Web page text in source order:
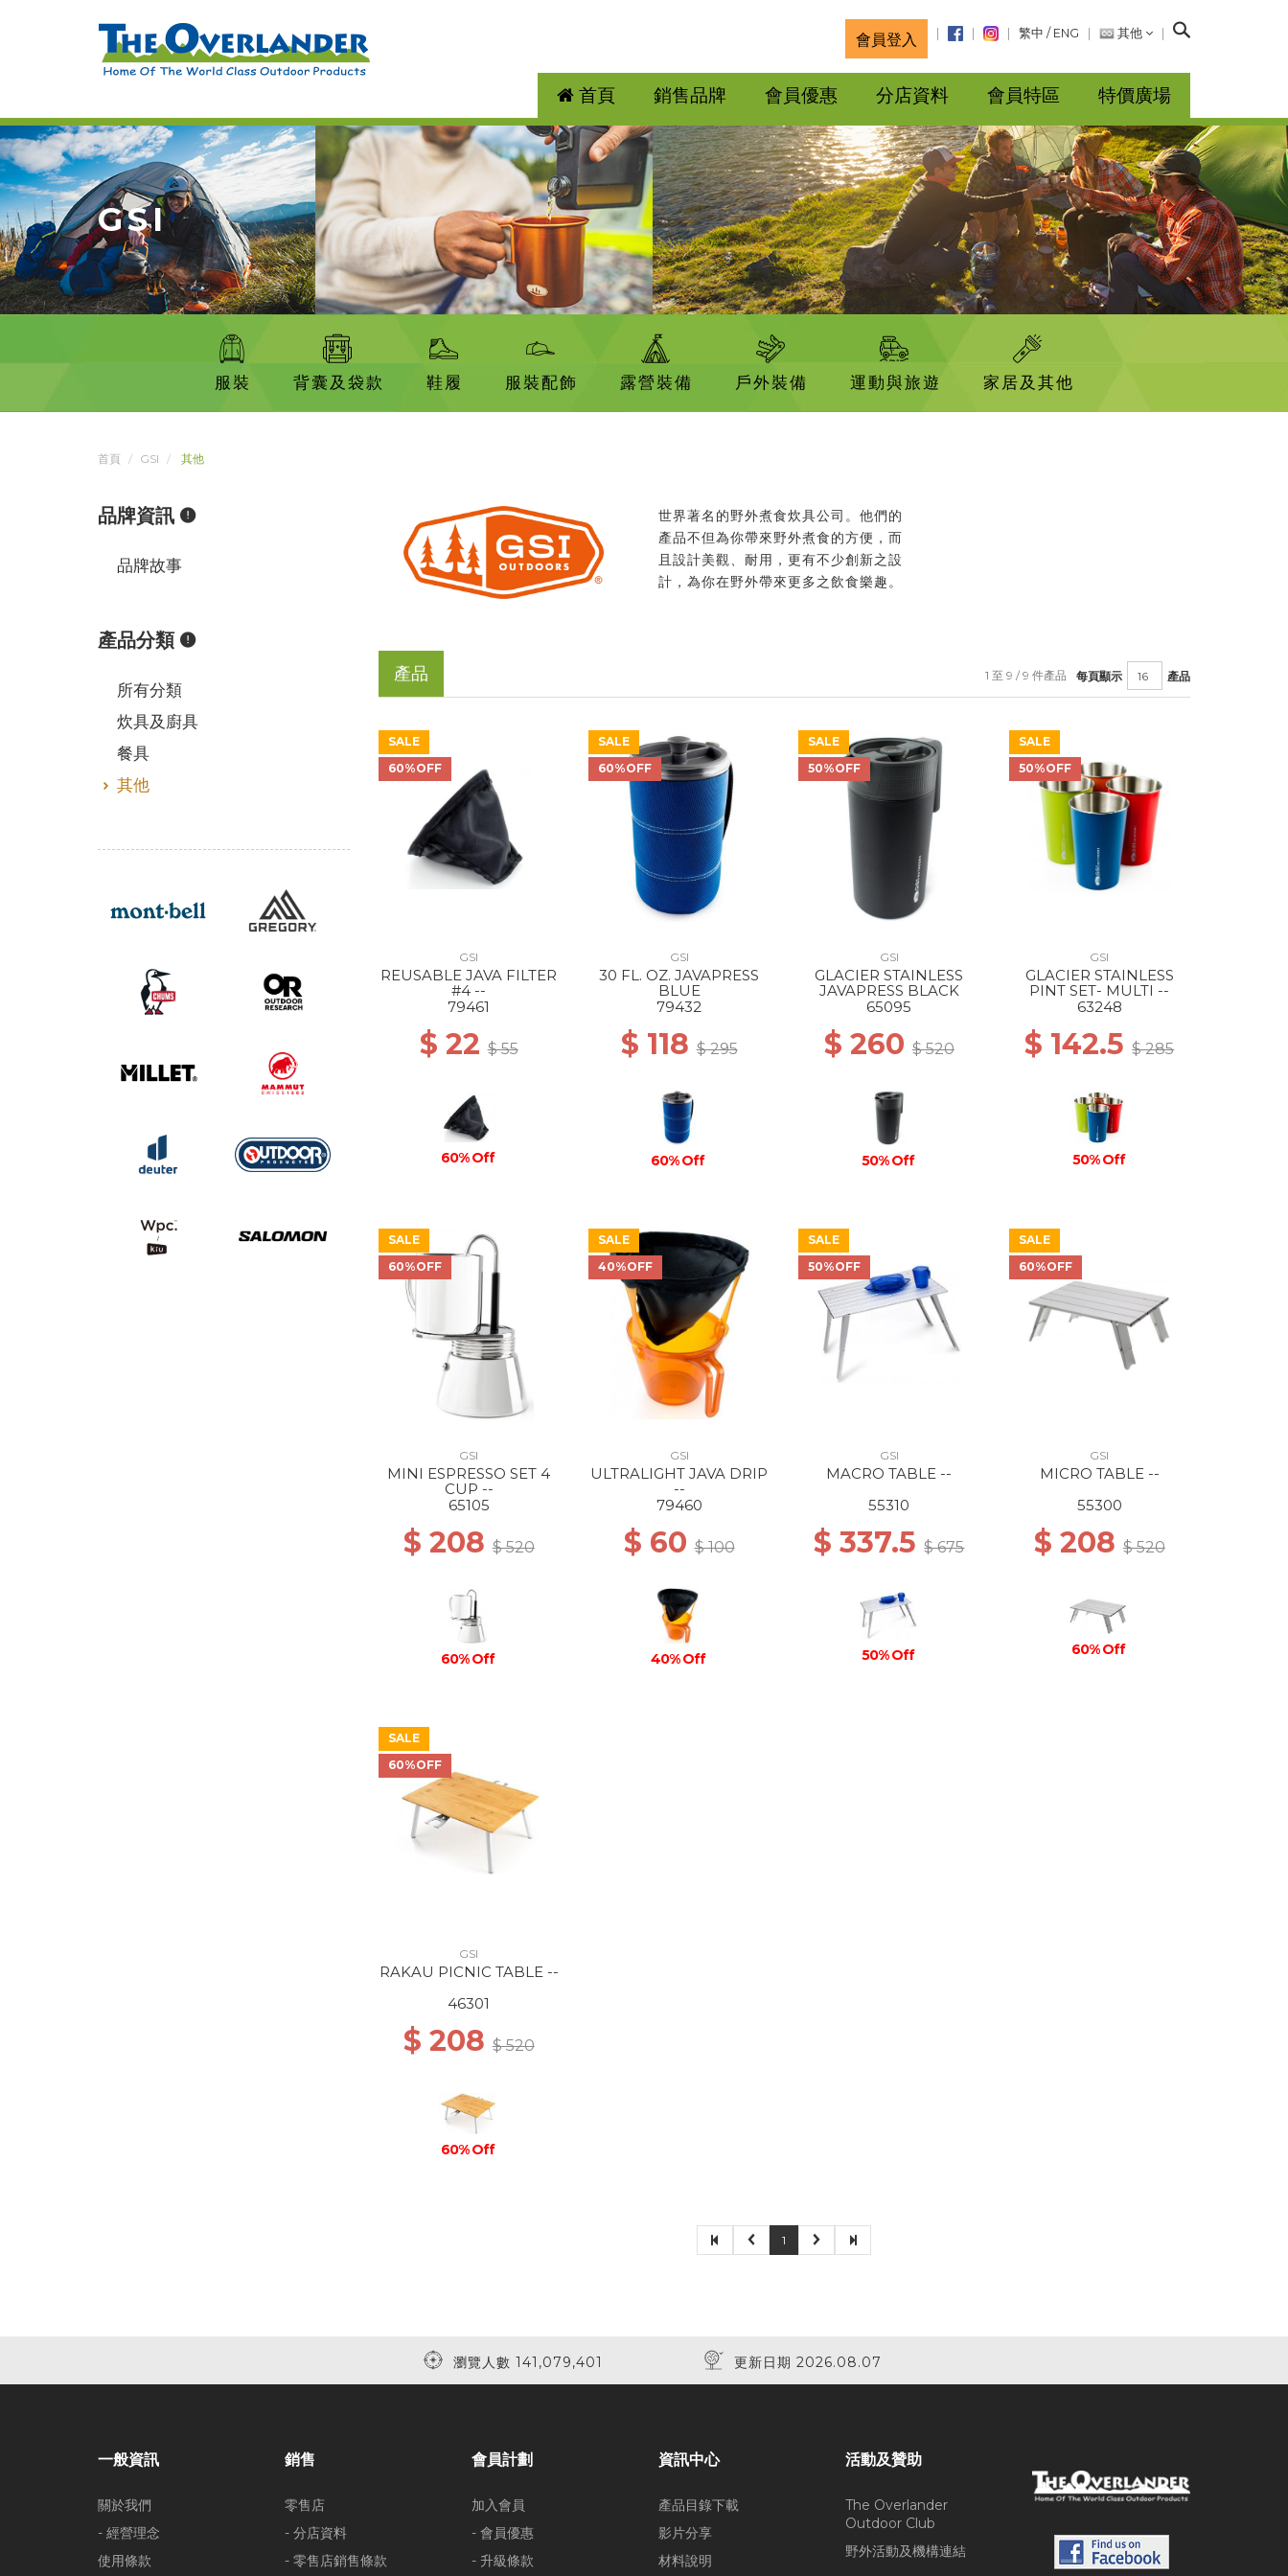
會員登入 繁中 / ENG 其他
搜
首頁 銷售品牌 會員優惠 分店資料 會員特區 特價廣場
GSI
服裝 背囊及袋款 鞋履 服裝配飾 露營裝備 戶外裝備 運動與旅遊 家居及其他
首頁 GSI 其他
世界著名的野外煮食炊具公司。他們的
產品不但為你帶來野外煮食的方便，而
且設計美觀、耐用，更有不少創新之設
計，為你在野外帶來更多之飲食樂趣。
產品 每頁顯示 產品
1 至 9 / 9 件產品
SALE
60%OFF
GSI
REUSABLE JAVA FILTER
#4 --
79461
$ 22$ 55
60% Off
SALE
60%OFF
GSI
30 FL. OZ. JAVAPRESS
BLUE
79432
$ 118$ 295
60% Off
SALE
50%OFF
GSI
GLACIER STAINLESS
JAVAPRESS BLACK
65095
$ 260 $ 520
50% Off
SALE
50%OFF
GSI
GLACIER STAINLESS
PINT SET- MULTI --
63248
$ 142.5$ 285
50% Off
SALE
60%OFF
GSI
MINI ESPRESSO SET 4
CUP --
65105
$ 208$ 520
60% Off
SALE
40%OFF
GSI
ULTRALIGHT JAVA DRIP
--
79460
$ 60$ 100
40% Off
SALE
50%OFF
GSI
MACRO TABLE --
55310
$ 337.5$ 675
50% Off
SALE
60%OFF
GSI
MICRO TABLE --
55300
$ 208 $ 520
60% Off
SALE
60%OFF
GSI
RAKAU PICNIC TABLE --
46301
$ 208$ 520
60% Off
1
品牌資訊
品牌故事
產品分類
所有分類
炊具及廚具
餐具
其他
瀏覽人數 141,079,401 更新日期 2026.08.07
一般資訊
關於我們
- 經營理念
使用條款
銷售
零售店
- 分店資料
- 零售店銷售條款
會員計劃
加入會員
- 會員優惠
- 升級條款
資訊中心
產品目錄下載
影片分享
材料說明
活動及贊助
The Overlander
Outdoor Club
野外活動及機構連結